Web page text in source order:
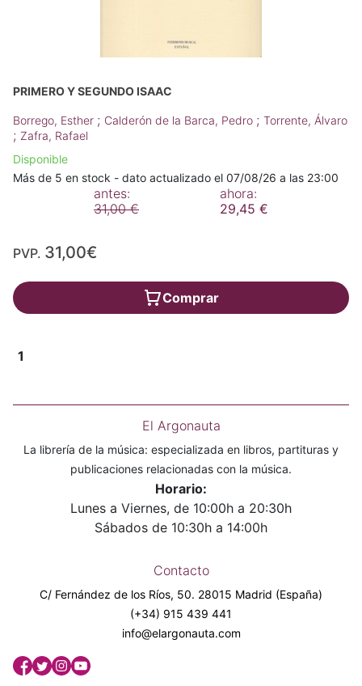
PRIMERO Y SEGUNDO ISAAC
Borrego, Esther ; Calderón de la Barca, Pedro ; Torrente, Álvaro
; Zafra, Rafael
Disponible
Más de 5 en stock - dato actualizado el 07/08/26 a las 23:00
antes:
31,00 €
ahora:
29,45 €
PVP. 31,00€
Comprar
1
El Argonauta
La librería de la música: especializada en libros, partituras y
publicaciones relacionadas con la música.
Horario:
Lunes a Viernes, de 10:00h a 20:30h
Sábados de 10:30h a 14:00h
Contacto
C/ Fernández de los Ríos, 50. 28015 Madrid (España)
(+34) 915 439 441
info@elargonauta.com